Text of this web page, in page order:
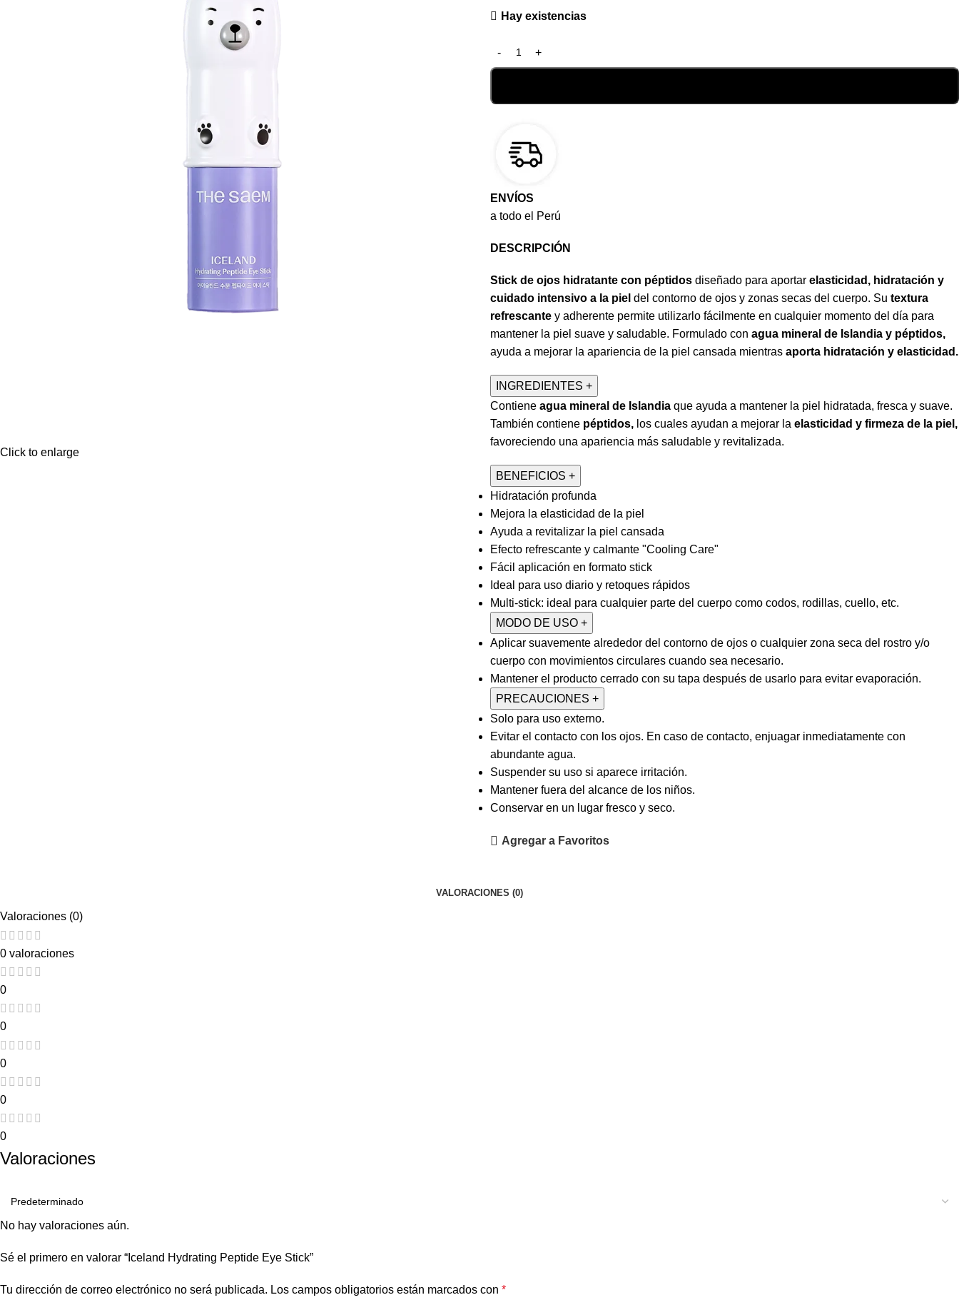
Click to enlarge
Hay existencias
ENVÍOS
a todo el Perú
DESCRIPCIÓN
Stick de ojos hidratante con péptidos diseñado para aportar elasticidad, hidratación y
cuidado intensivo a la piel del contorno de ojos y zonas secas del cuerpo. Su textura
refrescante y adherente permite utilizarlo fácilmente en cualquier momento del día para
mantener la piel suave y saludable. Formulado con agua mineral de Islandia y péptidos,
ayuda a mejorar la apariencia de la piel cansada mientras aporta hidratación y elasticidad.
INGREDIENTES +
Contiene agua mineral de Islandia que ayuda a mantener la piel hidratada, fresca y suave.
También contiene péptidos, los cuales ayudan a mejorar la elasticidad y firmeza de la piel,
favoreciendo una apariencia más saludable y revitalizada.
BENEFICIOS +
Hidratación profunda
Mejora la elasticidad de la piel
Ayuda a revitalizar la piel cansada
Efecto refrescante y calmante "Cooling Care"
Fácil aplicación en formato stick
Ideal para uso diario y retoques rápidos
Multi-stick: ideal para cualquier parte del cuerpo como codos, rodillas, cuello, etc.
MODO DE USO +
Aplicar suavemente alrededor del contorno de ojos o cualquier zona seca del rostro y/o
cuerpo con movimientos circulares cuando sea necesario.
Mantener el producto cerrado con su tapa después de usarlo para evitar evaporación.
PRECAUCIONES +
Solo para uso externo.
Evitar el contacto con los ojos. En caso de contacto, enjuagar inmediatamente con
abundante agua.
Suspender su uso si aparece irritación.
Mantener fuera del alcance de los niños.
Conservar en un lugar fresco y seco.
Agregar a Favoritos
VALORACIONES (0)
Valoraciones (0)
0 valoraciones
0
0
0
0
0
Valoraciones
No hay valoraciones aún.
Sé el primero en valorar “Iceland Hydrating Peptide Eye Stick”
Tu dirección de correo electrónico no será publicada. Los campos obligatorios están marcados con *